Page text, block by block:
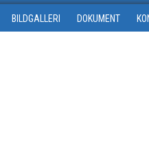
BILDGALLERI DOKUMENT